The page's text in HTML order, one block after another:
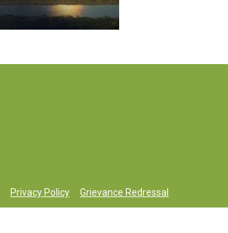
Privacy Policy Grievance Redressal